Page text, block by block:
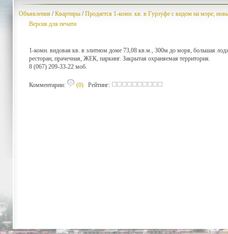
Объявления /Квартиры /Продается 1-комн. кв. в Гурзуфе с видом на море,
Версия для печати
1-комн. видовая кв. в элитном доме 73,08 кв.м., 300м до моря, большая
ресторан, прачечная, ЖЕК, паркинг. Закрытая охраняемая территория.
8 (067) 209-33-22 моб.
Комментарии: (0) Рейтинг: